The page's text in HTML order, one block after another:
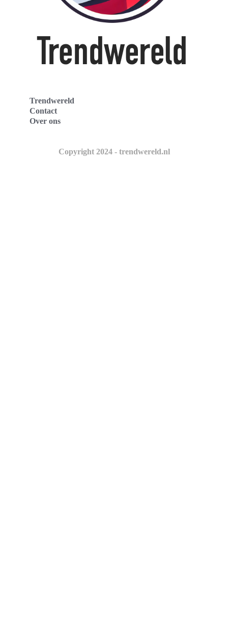
Trendwereld
Contact
Over ons
Copyright 2024 - trendwereld.nl